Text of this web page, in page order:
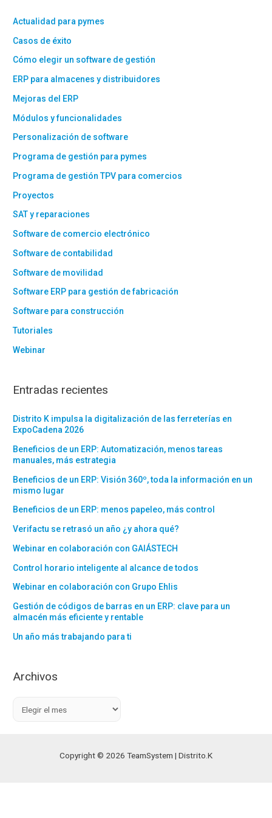
Actualidad para pymes
Casos de éxito
Cómo elegir un software de gestión
ERP para almacenes y distribuidores
Mejoras del ERP
Módulos y funcionalidades
Personalización de software
Programa de gestión para pymes
Programa de gestión TPV para comercios
Proyectos
SAT y reparaciones
Software de comercio electrónico
Software de contabilidad
Software de movilidad
Software ERP para gestión de fabricación
Software para construcción
Tutoriales
Webinar
Entradas recientes
Distrito K impulsa la digitalización de las ferreterías en
ExpoCadena 2026
Beneficios de un ERP: Automatización, menos tareas
manuales, más estrategia
Beneficios de un ERP: Visión 360º, toda la información en un
mismo lugar
Beneficios de un ERP: menos papeleo, más control
Verifactu se retrasó un año ¿y ahora qué?
Webinar en colaboración con GAIÁSTECH
Control horario inteligente al alcance de todos
Webinar en colaboración con Grupo Ehlis
Gestión de códigos de barras en un ERP: clave para un
almacén más eficiente y rentable
Un año más trabajando para ti
Archivos
Copyright © 2026 TeamSystem | Distrito.K